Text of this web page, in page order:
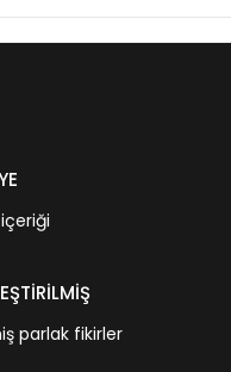
parlak fikirler